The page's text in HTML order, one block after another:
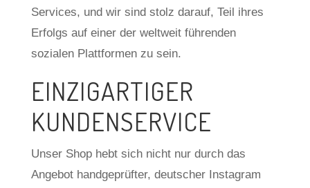
Services, und wir sind stolz darauf, Teil ihres
Erfolgs auf einer der weltweit führenden
sozialen Plattformen zu sein.
EINZIGARTIGER
KUNDENSERVICE
Unser Shop hebt sich nicht nur durch das
Angebot handgeprüfter, deutscher Instagram